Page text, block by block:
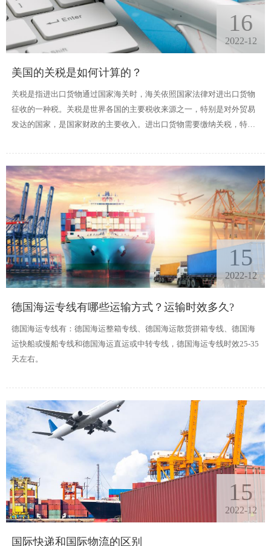
16
2022-12
美国的关税是如何计算的？
关税是指进出口货物通过国家海关时，海关依照国家法律对进出口货物
征收的一种税。关税是世界各国的主要税收来源之一，特别是对外贸易
发达的国家，是国家财政的主要收入。进出口货物需要缴纳关税，特别
15
2022-12
德国海运专线有哪些运输方式？运输时效多久?
德国海运专线有：德国海运整箱专线、德国海运散货拼箱专线、德国海
运快船或慢船专线和德国海运直运或中转专线，德国海运专线时效25-35
天左右。
15
2022-12
国际快递和国际物流的区别